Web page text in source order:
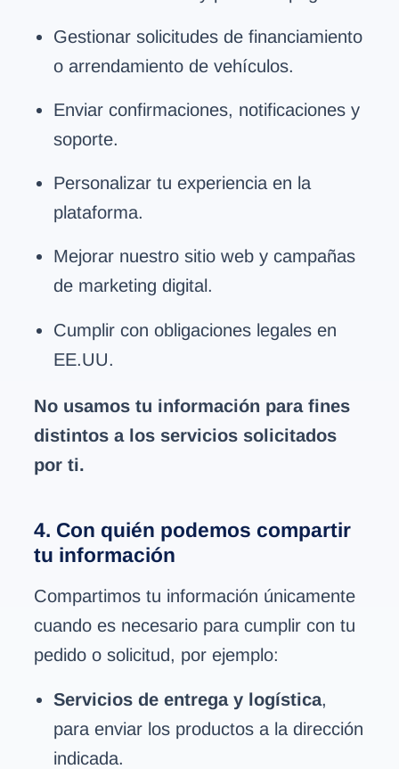
Gestionar solicitudes de financiamiento
o arrendamiento de vehículos.
Enviar confirmaciones, notificaciones y
soporte.
Personalizar tu experiencia en la
plataforma.
Mejorar nuestro sitio web y campañas
de marketing digital.
Cumplir con obligaciones legales en
EE.UU.
No usamos tu información para fines
distintos a los servicios solicitados
por ti.
4. Con quién podemos compartir
tu información
Compartimos tu información únicamente
cuando es necesario para cumplir con tu
pedido o solicitud, por ejemplo:
Servicios de entrega y logística,
para enviar los productos a la dirección
indicada.